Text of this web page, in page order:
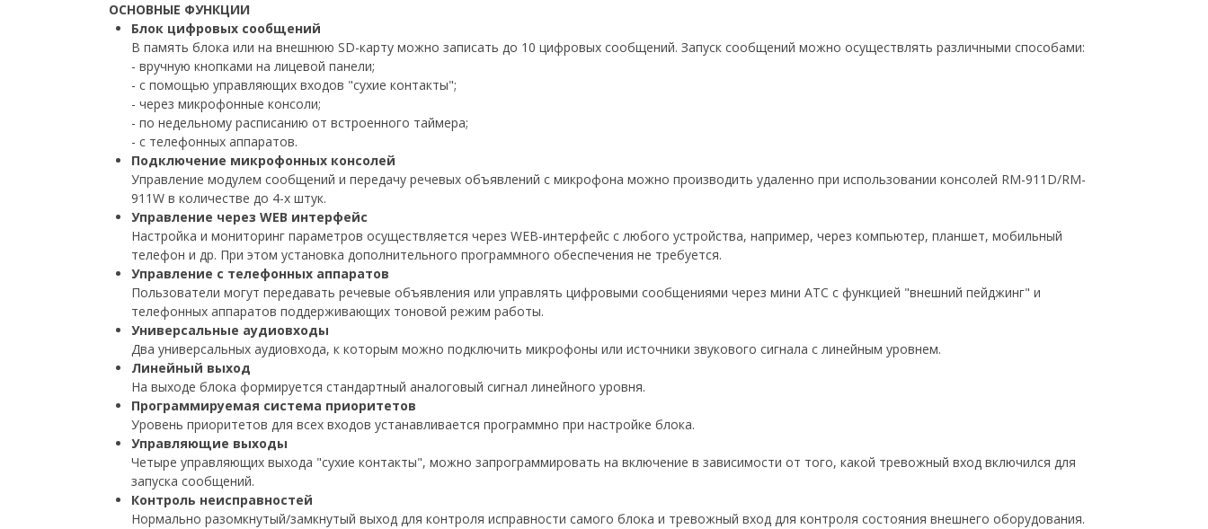
ОСНОВНЫЕ ФУНКЦИИ
Блок цифровых сообщений
В память блока или на внешнюю SD-карту можно записать до 10 цифровых сообщений. Запуск сообщений можно осуществлять различными способами:
- вручную кнопками на лицевой панели;
- с помощью управляющих входов "сухие контакты";
- через микрофонные консоли;
- по недельному расписанию от встроенного таймера;
- с телефонных аппаратов.
Подключение микрофонных консолей
Управление модулем сообщений и передачу речевых объявлений с микрофона можно производить удаленно при использовании консолей RM-911D/RM-
911W в количестве до 4-х штук.
Управление через WEB интерфейс
Настройка и мониторинг параметров осуществляется через WEB-интерфейс с любого устройства, например, через компьютер, планшет, мобильный
телефон и др. При этом установка дополнительного программного обеспечения не требуется.
Управление с телефонных аппаратов
Пользователи могут передавать речевые объявления или управлять цифровыми сообщениями через мини АТС с функцией "внешний пейджинг" и
телефонных аппаратов поддерживающих тоновой режим работы.
Универсальные аудиовходы
Два универсальных аудиовхода, к которым можно подключить микрофоны или источники звукового сигнала с линейным уровнем.
Линейный выход
На выходе блока формируется стандартный аналоговый сигнал линейного уровня.
Программируемая система приоритетов
Уровень приоритетов для всех входов устанавливается программно при настройке блока.
Управляющие выходы
Четыре управляющих выхода "сухие контакты", можно запрограммировать на включение в зависимости от того, какой тревожный вход включился для
запуска сообщений.
Контроль неисправностей
Нормально разомкнутый/замкнутый выход для контроля исправности самого блока и тревожный вход для контроля состояния внешнего оборудования.